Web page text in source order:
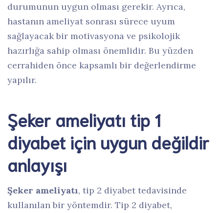
durumunun uygun olması gerekir. Ayrıca,
hastanın ameliyat sonrası sürece uyum
sağlayacak bir motivasyona ve psikolojik
hazırlığa sahip olması önemlidir. Bu yüzden
cerrahiden önce kapsamlı bir değerlendirme
yapılır.
Şeker ameliyatı tip 1
diyabet için uygun değildir
anlayışı
Şeker ameliyatı, tip 2 diyabet tedavisinde
kullanılan bir yöntemdir. Tip 2 diyabet,